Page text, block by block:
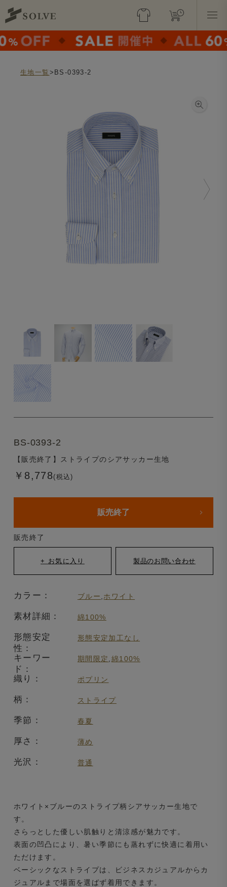
生地一覧 >BS-0393-2
BS-0393-2
【販売終了】ストライプのシアサッカー生地
￥8,778 (税込)
販売終了
販売終了
カラー： ブルー ホワイト
素材詳細： 綿100%
形態安定
性：
形態安定加工なし
キーワー
ド：
期間限定 綿100%
織り： ポプリン
柄： ストライプ
季節： 春夏
厚さ： 薄め
光沢： 普通
ホワイト×ブルーのストライプ柄シアサッカー生地で
す。
さらっとした優しい肌触りと清涼感が魅力です。
表面の凹凸により、暑い季節にも蒸れずに快適に着用い
ただけます。
ベーシックなストライプは、ビジネスカジュアルからカ
ジュアルまで場面を選ばず着用できます。